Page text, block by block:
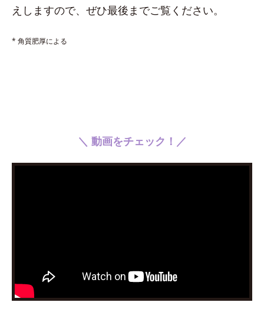
えしますので、ぜひ最後までご覧ください。
* 角質肥厚による
＼ 動画をチェック！／